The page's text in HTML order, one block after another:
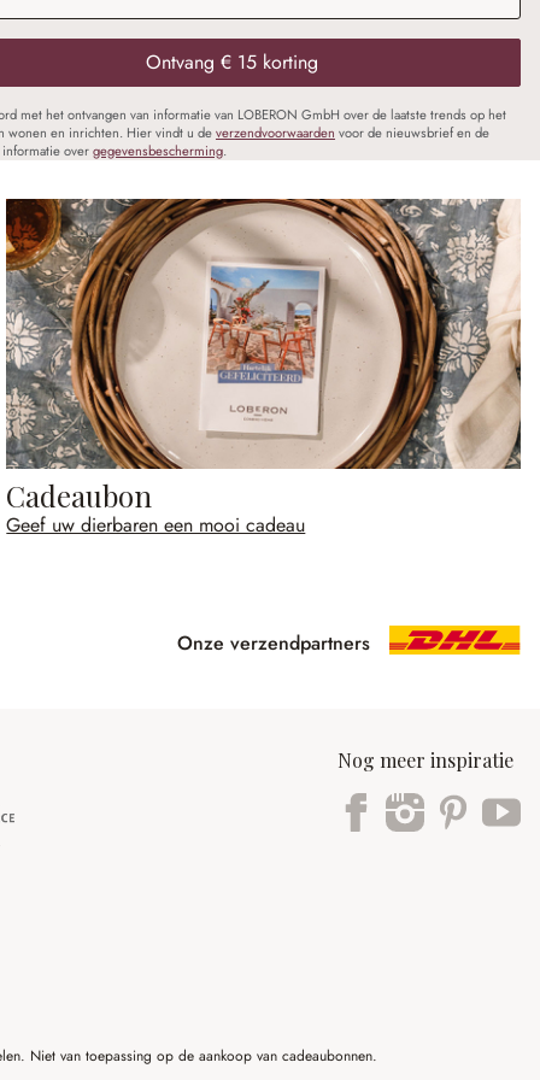
Ontvang € 15 korting
met het ontvangen van informatie van LOBERON GmbH over de laatste trends op het
wonen en inrichten. Hier vindt u deverzendvoorwaarden voor de nieuwsbrief en de
overgegevensbescherming.
Cadeaubon
Geef uw dierbaren een mooi cadeau
Onze verzendpartners
Nog meer inspiratie
Niet van toepassing op de aankoop van cadeaubonnen.